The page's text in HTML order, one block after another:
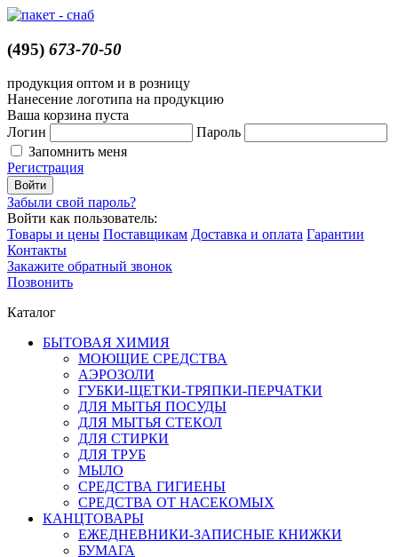
(495) 673-70-50
продукция оптом и в розницу
Нанесение логотипа на продукцию
Ваша корзина пуста
Логин
Пароль
Запомнить меня
Регистрация
Забыли свой пароль?
Войти как пользователь:
Товары и цены Поставщикам Доставка и оплата Гарантии
Контакты
Закажите обратный звонок
Позвонить
Каталог
БЫТОВАЯ ХИМИЯ
МОЮЩИЕ СРЕДСТВА
АЭРОЗОЛИ
ГУБКИ-ЩЕТКИ-ТРЯПКИ-ПЕРЧАТКИ
ДЛЯ МЫТЬЯ ПОСУДЫ
ДЛЯ МЫТЬЯ СТЕКОЛ
ДЛЯ СТИРКИ
ДЛЯ ТРУБ
МЫЛО
СРЕДСТВА ГИГИЕНЫ
СРЕДСТВА ОТ НАСЕКОМЫХ
КАНЦТОВАРЫ
ЕЖЕДНЕВНИКИ-ЗАПИСНЫЕ КНИЖКИ
БУМАГА